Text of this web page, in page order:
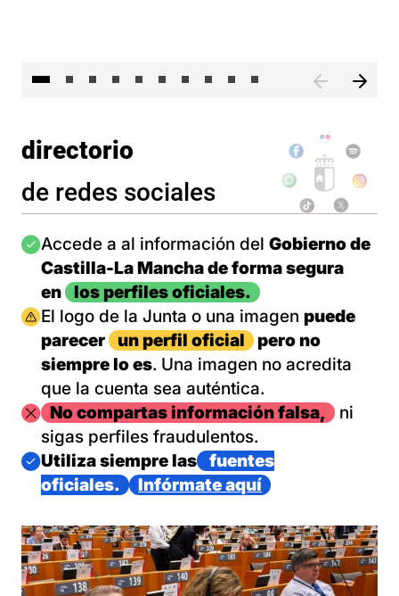
directorio
de redes sociales
Imagen
Accede a al información del Gobierno de
Castilla-La Mancha de forma segura
en
los perfiles oficiales.
Imagen
El logo de la Junta o una imagen puede
parecer
un perfil oficial
pero no
siempre lo es. Una imagen no acredita
que la cuenta sea auténtica.
ImagenNo compartas información falsa,
ni
sigas perfiles fraudulentos.
Imagen
Utiliza siempre las
fuentes
oficiales.
Infórmate aquí